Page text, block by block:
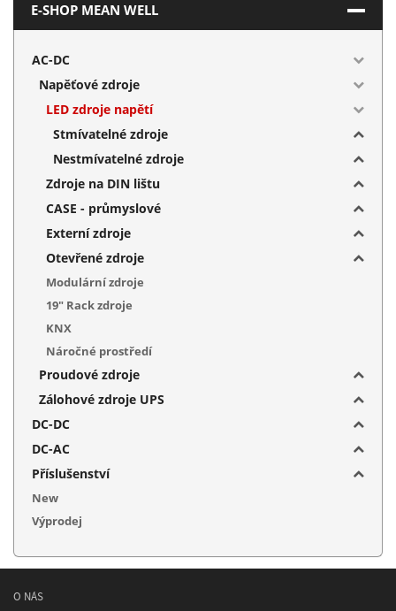
E-SHOP MEAN WELL
AC-DC
Napěťové zdroje
LED zdroje napětí
Stmívatelné zdroje
Nestmívatelné zdroje
Zdroje na DIN lištu
CASE - průmyslové
Externí zdroje
Otevřené zdroje
Modulární zdroje
19" Rack zdroje
KNX
Náročné prostředí
Proudové zdroje
Zálohové zdroje UPS
DC-DC
DC-AC
Příslušenství
New
Výprodej
O NÁS